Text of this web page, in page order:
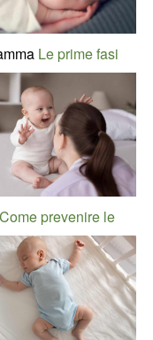
Le prime fasi
Come prevenire le